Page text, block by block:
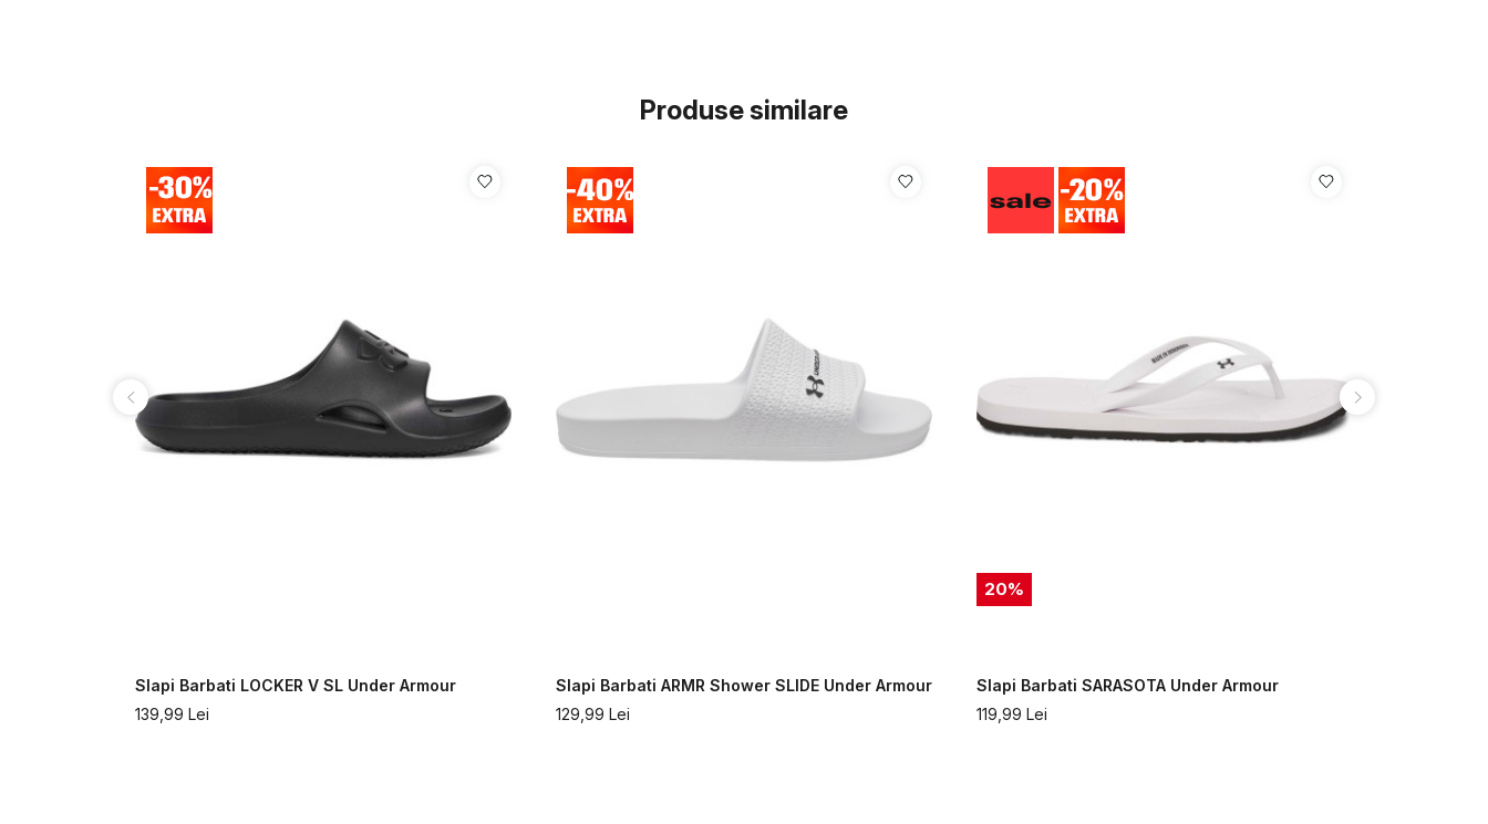
Produse similare
Slapi Barbati LOCKER V SL Under Armour
139,99 Lei
Slapi Barbati ARMR Shower SLIDE Under Armour
129,99 Lei
20%
Slapi Barbati SARASOTA Under Armour
119,99 Lei